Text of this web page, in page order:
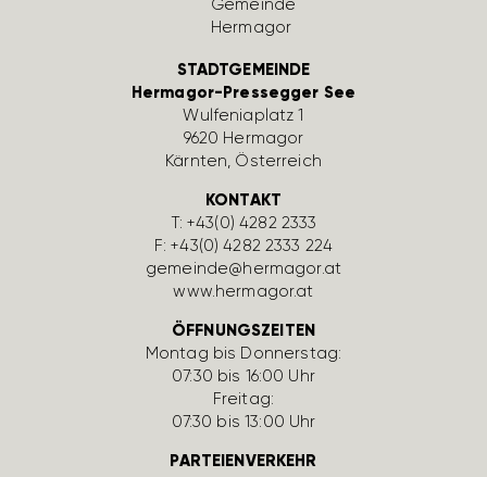
STADTGEMEINDE
Hermagor-Pressegger See
Wulfe­nia­platz 1
9620 Hermagor
Kärnten, Öster­reich
KONTAKT
T:+43(0) 4282 2333
F: +43(0) 4282 2333 224
gemeinde@hermagor.at
www.hermagor.at
ÖFFNUNGSZEITEN
Montag bis Donnerstag:
07:30 bis 16:00 Uhr
Freitag:
07:30 bis 13:00 Uhr
PARTEIENVERKEHR